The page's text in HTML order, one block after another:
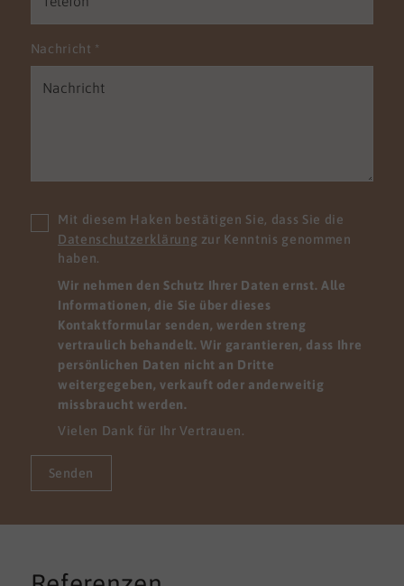
Nachricht *
Mit diesem Haken bestätigen Sie, dass Sie die
Datenschutzerklärung zur Kenntnis genommen
haben.
Wir nehmen den Schutz Ihrer Daten ernst. Alle
Informationen, die Sie über dieses
Kontaktformular senden, werden streng
vertraulich behandelt. Wir garantieren, dass Ihre
persönlichen Daten nicht an Dritte
weitergegeben, verkauft oder anderweitig
missbraucht werden.
Vielen Dank für Ihr Vertrauen.
Senden